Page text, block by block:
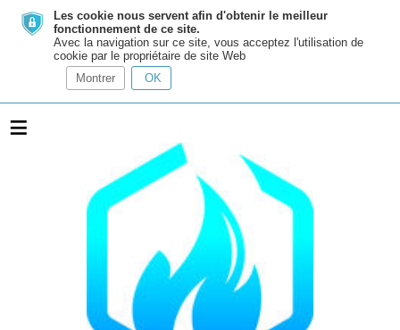
Les cookie nous servent afin d'obtenir le meilleur
fonctionnement de ce site.
Avec la navigation sur ce site, vous acceptez l'utilisation de
cookie par le propriétaire de site Web
Montrer
OK
≡